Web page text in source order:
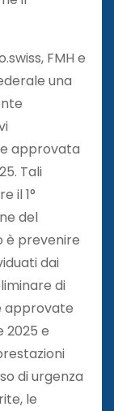
FMH e
una
approvata
Tali
il 1°
del
è prevenire
dai
di
approvate
2025 e
di urgenza
le